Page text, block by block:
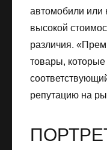
автомобили или
высокой
различия.
товары,
репутацию на